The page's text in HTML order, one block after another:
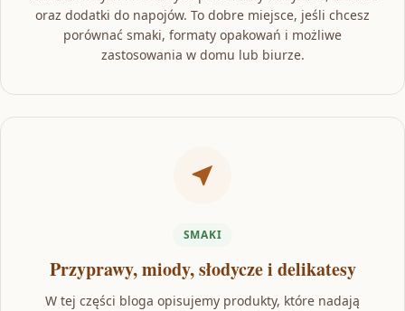
oraz dodatki do napojów. To dobre miejsce, jeśli chcesz
porównać smaki, formaty opakowań i możliwe
zastosowania w domu lub biurze.
SMAKI
Przyprawy, miody, słodycze i delikatesy
W tej części bloga opisujemy produkty, które nadają